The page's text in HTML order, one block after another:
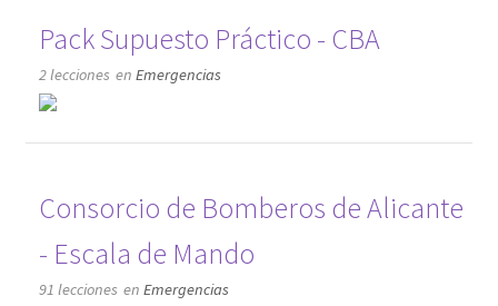
Pack Supuesto Práctico - CBA
2 lecciones en Emergencias
Consorcio de Bomberos de Alicante
- Escala de Mando
91 lecciones en Emergencias